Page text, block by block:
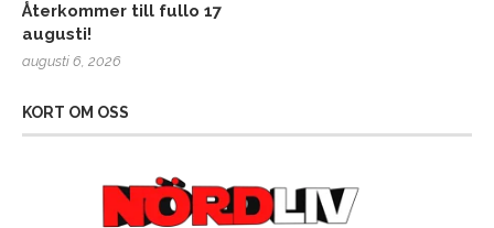
Återkommer till fullo 17
augusti!
augusti 6, 2026
KORT OM OSS